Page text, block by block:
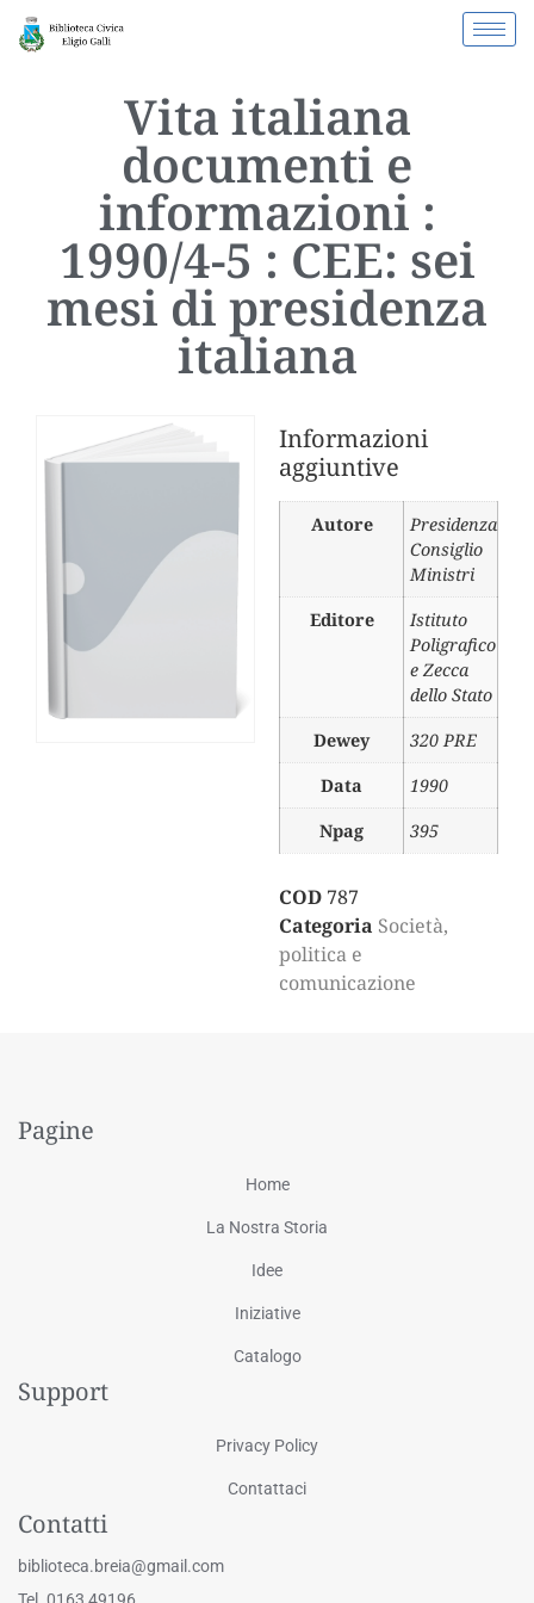
Vita italiana
documenti e
informazioni :
1990/4-5 : CEE: sei
mesi di presidenza
italiana
Informazioni
aggiuntive
Autore
Presidenza
Consiglio
Ministri
Editore
Istituto
Poligrafico
e Zecca
dello Stato
Dewey
320 PRE
Data
1990
Npag
395
COD 787
Categoria Società,
politica e
comunicazione
Pagine
Home
La Nostra Storia
Idee
Iniziative
Catalogo
Support
Privacy Policy
Contattaci
Contatti
biblioteca.breia@gmail.com
Tel. 0163 49196